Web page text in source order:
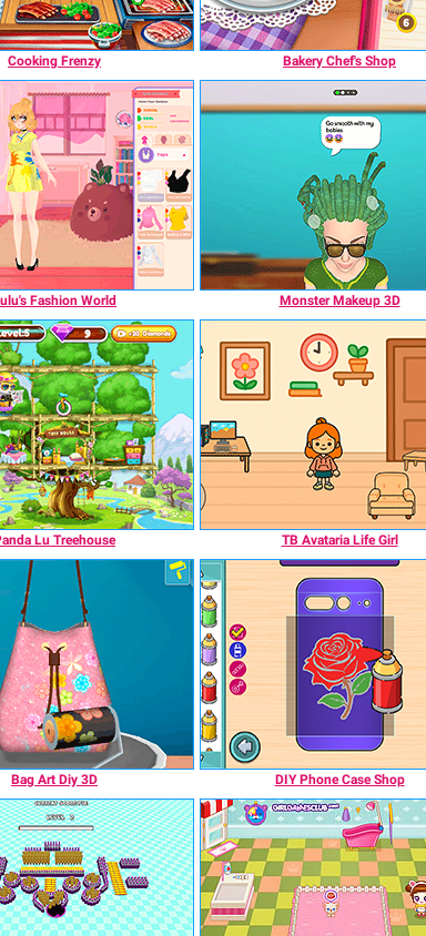
Cooking Frenzy Bakery Chef's Shop
Fashion World Monster Makeup 3D
Lu Treehouse TB Avataria Life Girl
Bag Art Diy 3D DIY Phone Case Shop